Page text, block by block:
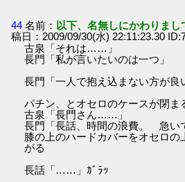
44 名前： 以下、名無しにかわりま
稿日：2009/09/30(水) 22:11:23.30
古泉「それは……」
長門「私が言いたいのは一つ」
長門「一人で抱え込まない方が良
パチン、とオセロのケースが閉ま
古泉「長門さん……」
長門「長話、時間の浪費。 急い
膝の上のハードカバーをオセロの
がる
長話「……」ｶﾞﾗｯ